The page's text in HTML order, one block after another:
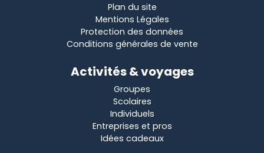
Plan du site
Mentions Légales
Protection des données
Conditions générales de vente
Activités & voyages
Groupes
Scolaires
Individuels
Entreprises et pros
Idées cadeaux